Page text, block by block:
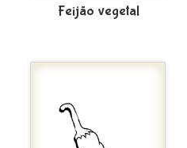
Feijão vegetal